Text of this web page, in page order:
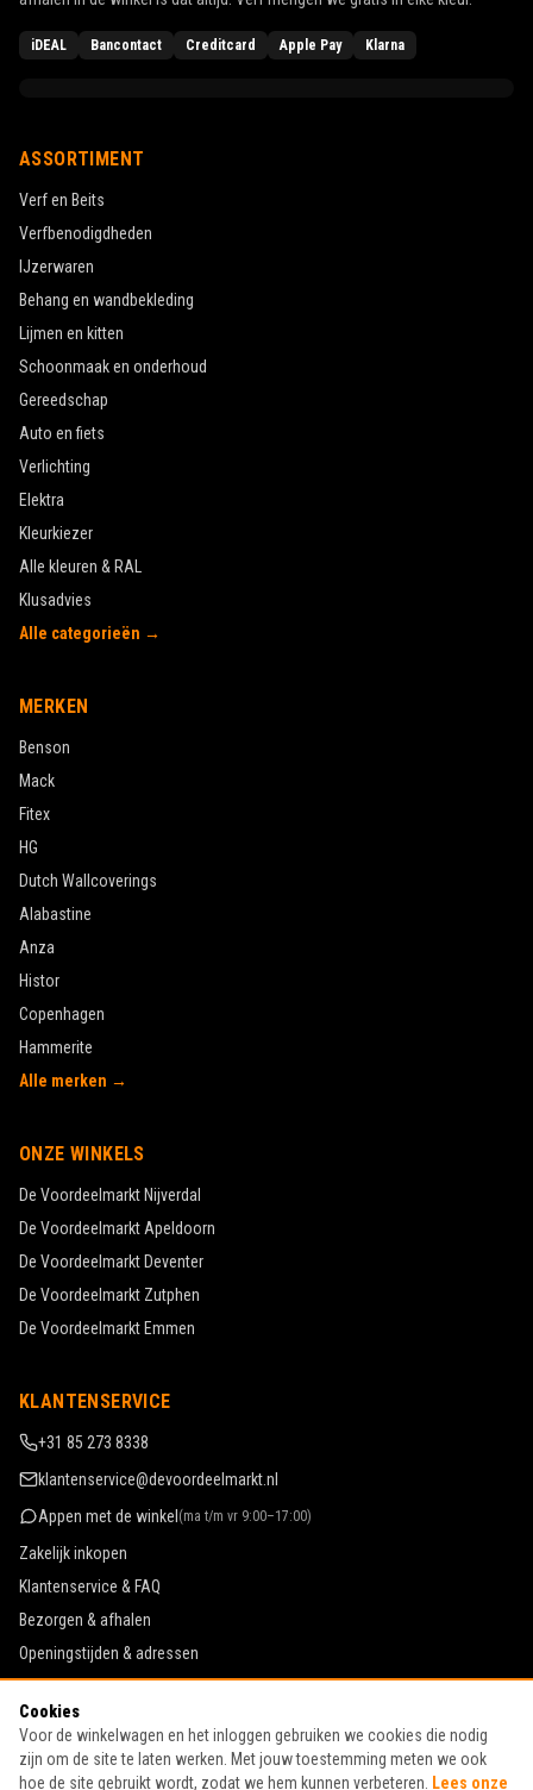
iDEAL Bancontact Creditcard Apple Pay Klarna
ASSORTIMENT
Verf en Beits
Verfbenodigdheden
IJzerwaren
Behang en wandbekleding
Lijmen en kitten
Schoonmaak en onderhoud
Gereedschap
Auto en fiets
Verlichting
Elektra
Kleurkiezer
Alle kleuren & RAL
Klusadvies
Alle categorieën →
MERKEN
Benson
Mack
Fitex
HG
Dutch Wallcoverings
Alabastine
Anza
Histor
Copenhagen
Hammerite
Alle merken →
ONZE WINKELS
De Voordeelmarkt Nijverdal
De Voordeelmarkt Apeldoorn
De Voordeelmarkt Deventer
De Voordeelmarkt Zutphen
De Voordeelmarkt Emmen
KLANTENSERVICE
+31 85 273 8338
klantenservice@devoordeelmarkt.nl
Appen met de winkel (ma t/m vr 9:00–17:00)
Zakelijk inkopen
Klantenservice & FAQ
Bezorgen & afhalen
Openingstijden & adressen
Werken bij De Voordeelmarkt
Algemene voorwaarden
Privacy & cookies
Cookies
Voor de winkelwagen en het inloggen gebruiken we cookies die nodig
zijn om de site te laten werken. Met jouw toestemming meten we ook
hoe de site gebruikt wordt, zodat we hem kunnen verbeteren.
Lees onze